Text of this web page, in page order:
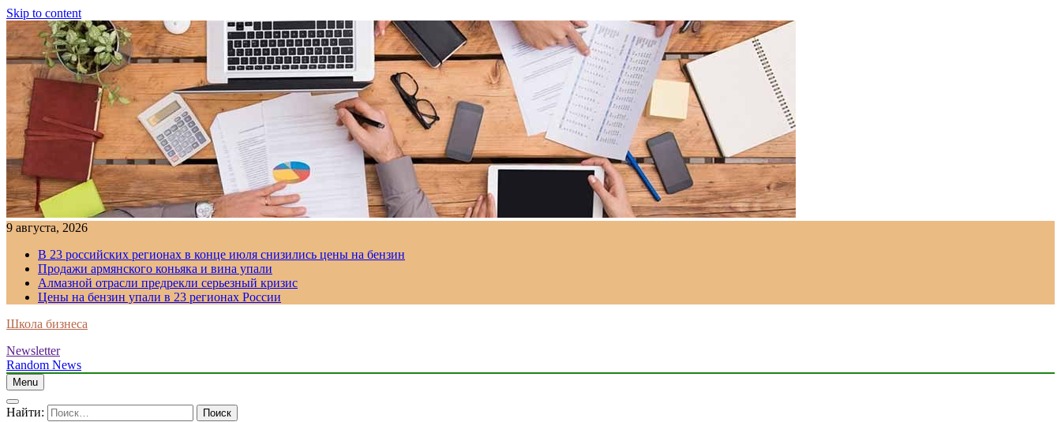
Skip to content
9 августа, 2026
В 23 российских регионах в конце июля снизились цены на бензин
Продажи армянского коньяка и вина упали
Алмазной отрасли предрекли серьезный кризис
Цены на бензин упали в 23 регионах России
Школа бизнеса
Newsletter
Random News
Menu
Найти: